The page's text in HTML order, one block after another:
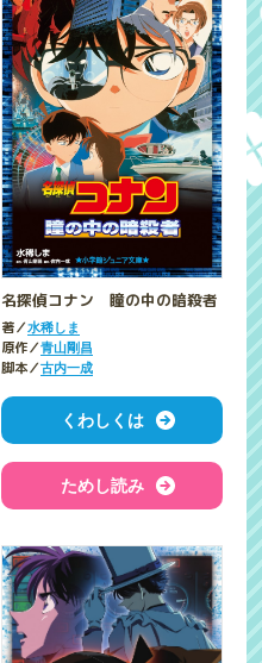
名探偵コナン 瞳の中の暗殺者
著／水稀しま
原作／青山剛昌
脚本／古内一成
くわしくは
ためし読み